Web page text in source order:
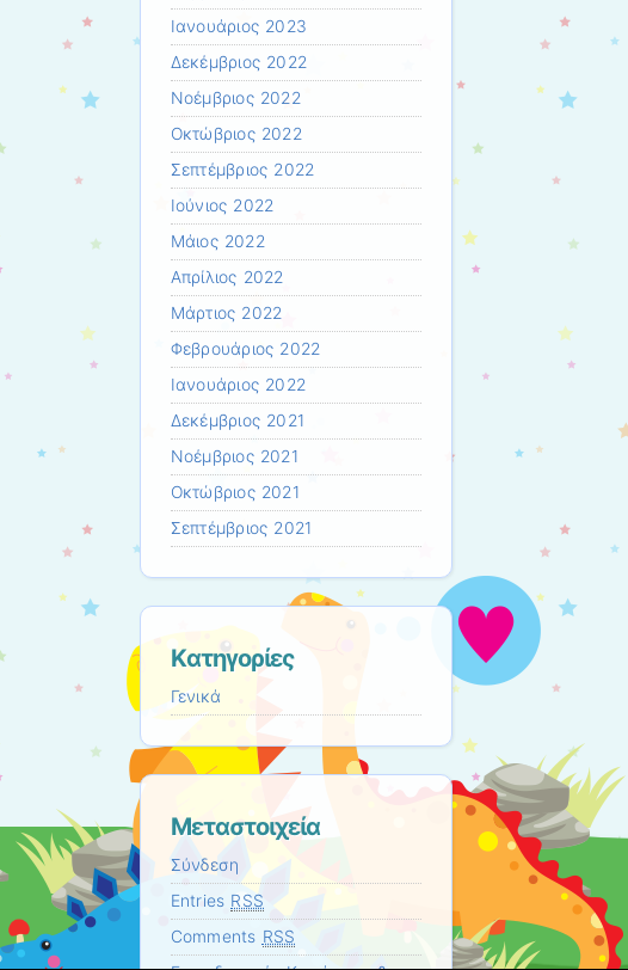
Ιανουάριος 2023
Δεκέμβριος 2022
Νοέμβριος 2022
Οκτώβριος 2022
Σεπτέμβριος 2022
Ιούνιος 2022
Μάιος 2022
Απρίλιος 2022
Μάρτιος 2022
Φεβρουάριος 2022
Ιανουάριος 2022
Δεκέμβριος 2021
Νοέμβριος 2021
Οκτώβριος 2021
Σεπτέμβριος 2021
Kατηγορίες
Γενικά
Μεταστοιχεία
Σύνδεση
Entries RSS
Comments RSS